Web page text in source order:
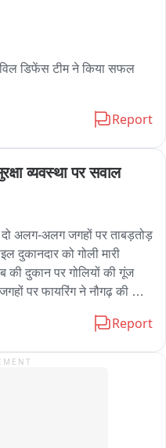
फॉरेन फंडिंग होतं.
जींच्या मताशी मी सहमत आहे.
बद्दलची भूमिका मांडली
असं वाटतं..
निवृत्तीनची शाल पांगरली
सध्या ते फरार आहेत..
अटक झाली आहे. यात 7500
आहे..
डिफेंस टीम ने किया सफल
3:35 बजे कंट्रोल रूम कलेक्ट्रेट
गया है। सूचना के अनुसार
की आवश्यकता थी।
के नेतृत्व में सिविल डिफेंस की
हुई और मौके पर पहुंचकर
मशक्कत करते हुए सुरक्षित
और उसे जीवित एवं सुरक्षित बाहर
Report
व्यवस्था पर सवाल
अलग-अलग जगहों पर ताबड़तोड़
दुकानदार को गोली मारी
की दुकान पर गोलियों की गूंज
पर फायरिंग ने नौगढ़ की
तक पुलिस कब पहुंचती है?Report